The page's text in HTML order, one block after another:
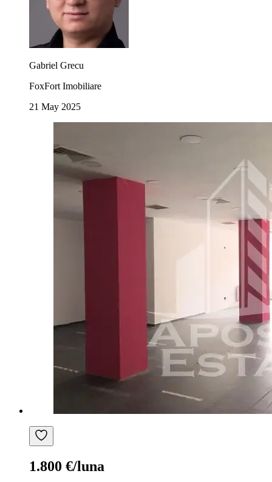
Gabriel Grecu
FoxFort Imobiliare
21 May 2025
1.800 €/luna